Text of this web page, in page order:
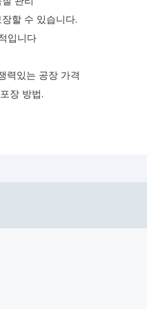
할 수 있습니다.
입니다
력있는 공장 가격
장 방법.